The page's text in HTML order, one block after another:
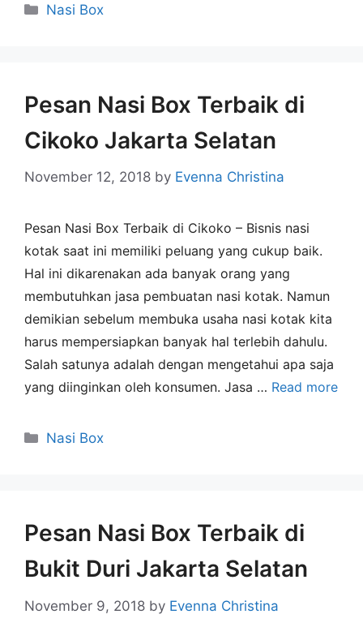
Nasi Box
Pesan Nasi Box Terbaik di
Cikoko Jakarta Selatan
November 12, 2018 by Evenna Christina
Pesan Nasi Box Terbaik di Cikoko – Bisnis nasi
kotak saat ini memiliki peluang yang cukup baik.
Hal ini dikarenakan ada banyak orang yang
membutuhkan jasa pembuatan nasi kotak. Namun
demikian sebelum membuka usaha nasi kotak kita
harus mempersiapkan banyak hal terlebih dahulu.
Salah satunya adalah dengan mengetahui apa saja
yang diinginkan oleh konsumen. Jasa … Read more
Nasi Box
Pesan Nasi Box Terbaik di
Bukit Duri Jakarta Selatan
November 9, 2018 by Evenna Christina